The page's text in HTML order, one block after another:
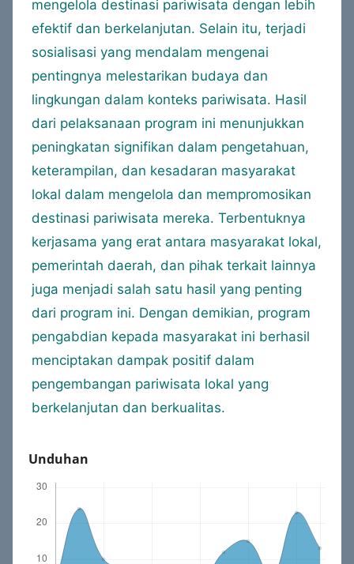
mengelola destinasi pariwisata dengan lebih
efektif dan berkelanjutan. Selain itu, terjadi
sosialisasi yang mendalam mengenai
pentingnya melestarikan budaya dan
lingkungan dalam konteks pariwisata. Hasil
dari pelaksanaan program ini menunjukkan
peningkatan signifikan dalam pengetahuan,
keterampilan, dan kesadaran masyarakat
lokal dalam mengelola dan mempromosikan
destinasi pariwisata mereka. Terbentuknya
kerjasama yang erat antara masyarakat lokal,
pemerintah daerah, dan pihak terkait lainnya
juga menjadi salah satu hasil yang penting
dari program ini. Dengan demikian, program
pengabdian kepada masyarakat ini berhasil
menciptakan dampak positif dalam
pengembangan pariwisata lokal yang
berkelanjutan dan berkualitas.
Unduhan